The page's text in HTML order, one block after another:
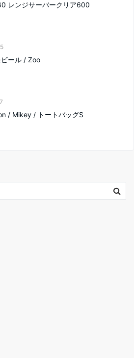
レンジサーバークリア600
ール / Zoo
/ Mikey / トートバッグS